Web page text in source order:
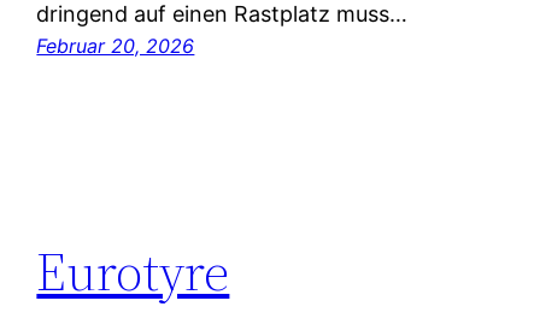
dringend auf einen Rastplatz muss…
Februar 20, 2026
Eurotyre